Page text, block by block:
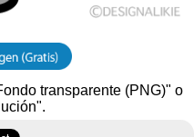
transparente (PNG)" o